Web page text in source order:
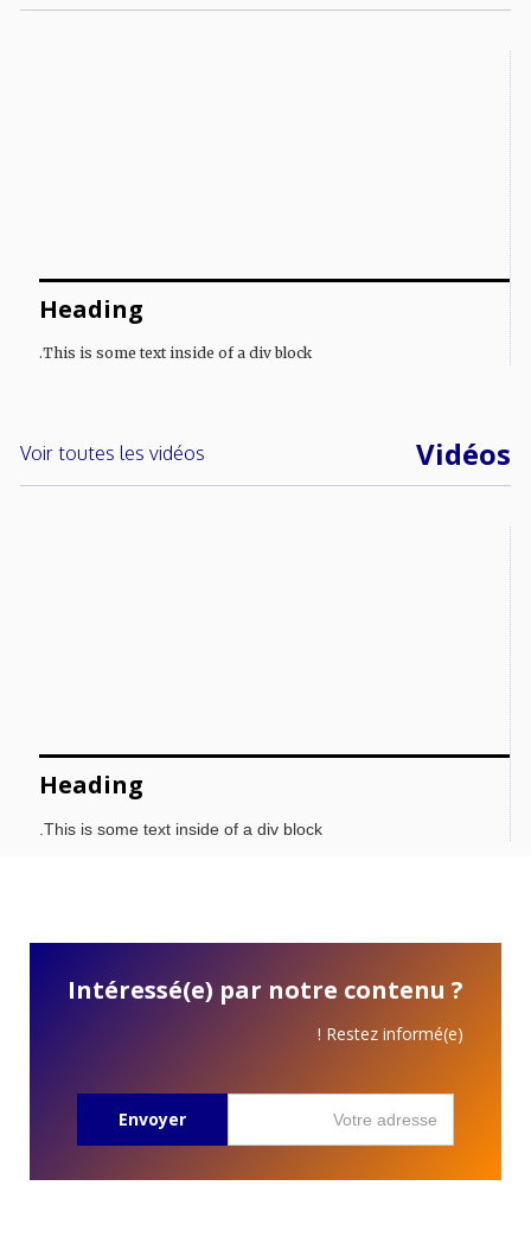
Heading
This is some text inside of a div block.
Vidéos
Voir toutes les vidéos
Heading
This is some text inside of a div block.
Intéressé(e) par notre contenu ?
Restez informé(e) !